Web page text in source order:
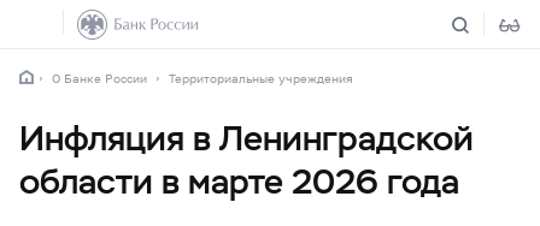
О Банке России Территориальные учреждения
Инфляция в Ленинградской
области в марте 2026 года